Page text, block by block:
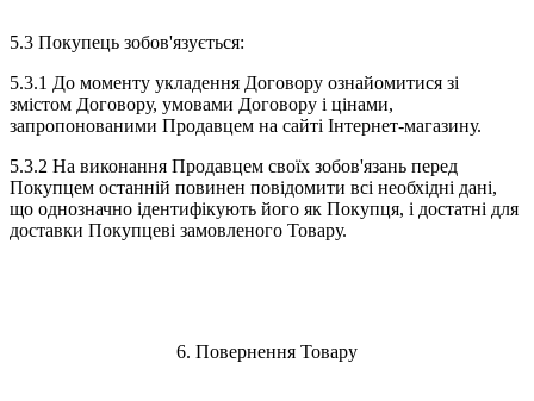
5.3 Покупець зобов'язується:
5.3.1 До моменту укладення Договору ознайомитися зі
змістом Договору, умовами Договору і цінами,
запропонованими Продавцем на сайті Інтернет-магазину.
5.3.2 На виконання Продавцем своїх зобов'язань перед
Покупцем останній повинен повідомити всі необхідні дані,
що однозначно ідентифікують його як Покупця, і достатні для
доставки Покупцеві замовленого Товару.
6. Повернення Товару